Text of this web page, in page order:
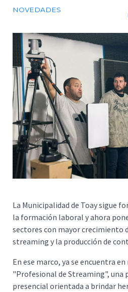
NOVEDADES
La Municipalidad de Toay sigue
la formación laboral y ahora
sectores con mayor crecimiento
streaming y la producción de
En ese marco, ya se encuentra
"Profesional de Streaming", una
presencial orientada a brindar